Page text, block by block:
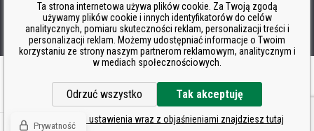
Oprogramowanie e-commerceBINARGON.cz
Ta strona internetowa używa plików cookie. Za Twoją zgodą
używamy plików cookie i innych identyfikatorów do celów
analitycznych, pomiaru skuteczności reklam, personalizacji treści i
personalizacji reklam. Możemy udostępniać informacje o Twoim
korzystaniu ze strony naszym partnerom reklamowym, analitycznym i
w mediach społecznościowych.
Odrzuć wszystko Tak akceptuję
Szczegółowe ustawienia wraz z objaśnieniami znajdziesz tutaj
Prywatność